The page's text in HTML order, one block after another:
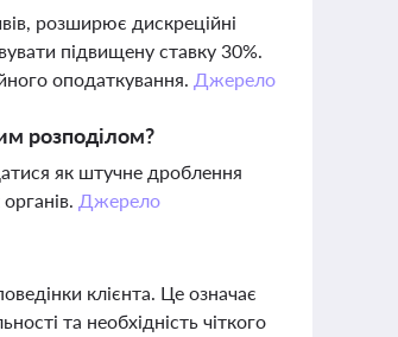
розширює дискреційні
підвищену ставку 30%.
оподаткування. Джерело
розподілом?
як штучне дроблення
Джерело
клієнта. Це означає
та необхідність чіткого